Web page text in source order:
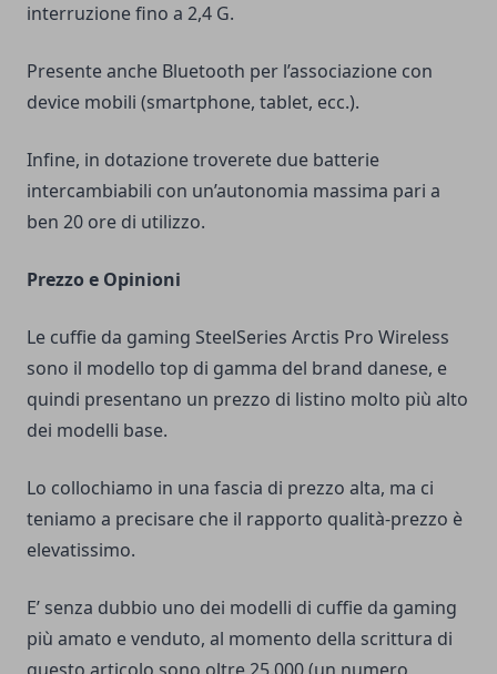
interruzione fino a 2,4 G.
Presente anche Bluetooth per l’associazione con
device mobili (smartphone, tablet, ecc.).
Infine, in dotazione troverete due batterie
intercambiabili con un’autonomia massima pari a
ben 20 ore di utilizzo.
Prezzo e Opinioni
Le cuffie da gaming SteelSeries Arctis Pro Wireless
sono il modello top di gamma del brand danese, e
quindi presentano un prezzo di listino molto più alto
dei modelli base.
Lo collochiamo in una fascia di prezzo alta, ma ci
teniamo a precisare che il rapporto qualità-prezzo è
elevatissimo.
E’ senza dubbio uno dei modelli di cuffie da gaming
più amato e venduto, al momento della scrittura di